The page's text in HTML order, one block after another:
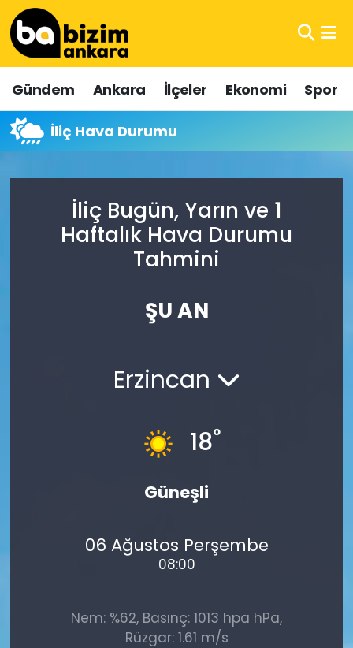
Gündem Ankara İlçeler Ekonomi Spor
İliç Hava Durumu
İliç Bugün, Yarın ve 1
Haftalık Hava Durumu
Tahmini
ŞU AN
Erzincan
18°
Güneşli
06 Ağustos Perşembe
08:00
Nem: %62, Basınç: 1013 hpa hPa,
Rüzgar: 1.61 m/s
Hava Durumu
Trafik Durumu
Süper Lig Puan Durumu ve Fikstür
Tüm Manşetler
Son Dakika Haberleri